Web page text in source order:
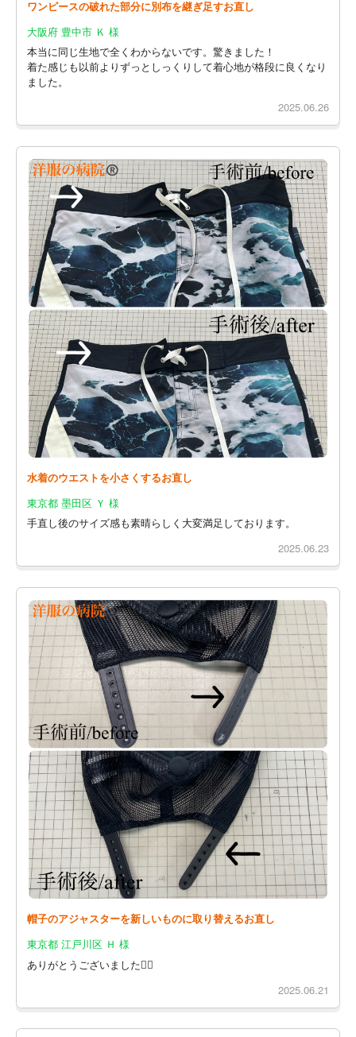
ワンピースの破れた部分に別布を継ぎ足すお直し
大阪府 豊中市 Ｋ 様
本当に同じ生地で全くわからないです。驚きました！
着た感じも以前よりずっとしっくりして着心地が格段に良くなり
ました。
2025.06.26
水着のウエストを小さくするお直し
東京都 墨田区 Ｙ 様
手直し後のサイズ感も素晴らしく大変満足しております。
2025.06.23
帽子のアジャスターを新しいものに取り替えるお直し
東京都 江戸川区 Ｈ 様
ありがとうございました🙇‍♀️
2025.06.21